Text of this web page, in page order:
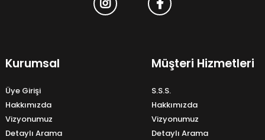
Kurumsal
Üye Girişi
Hakkımızda
Vizyonumuz
Detaylı Arama
Müşteri Hizmetleri
S.S.S.
Hakkımızda
Vizyonumuz
Detaylı Arama